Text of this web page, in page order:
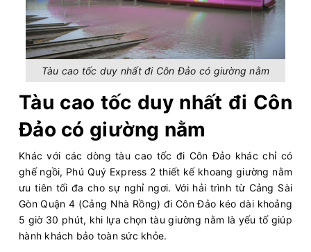
Tàu cao tốc duy nhất đi Côn Đảo có giường nằm
Tàu cao tốc duy nhất đi Côn
Đảo có giường nằm
Khác với các dòng tàu cao tốc đi Côn Đảo khác chỉ có
ghế ngồi, Phú Quý Express 2 thiết kế khoang giường nằm
ưu tiên tối đa cho sự nghỉ ngơi. Với hải trình từ Cảng Sài
Gòn Quận 4 (Cảng Nhà Rồng) đi Côn Đảo kéo dài khoảng
5 giờ 30 phút, khi lựa chọn tàu giường nằm là yếu tố giúp
hành khách bảo toàn sức khỏe.